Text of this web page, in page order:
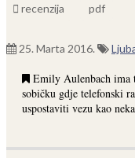
recenzija pdf
25. Marta 2016.
Emily Aulenbach ima
sobičku gdje telefonski
uspostaviti vezu kao